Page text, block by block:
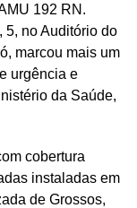
192 RN.
5, no Auditório do
marcou mais um
urgência e
da Saúde,
cobertura
instaladas em
de Grossos,